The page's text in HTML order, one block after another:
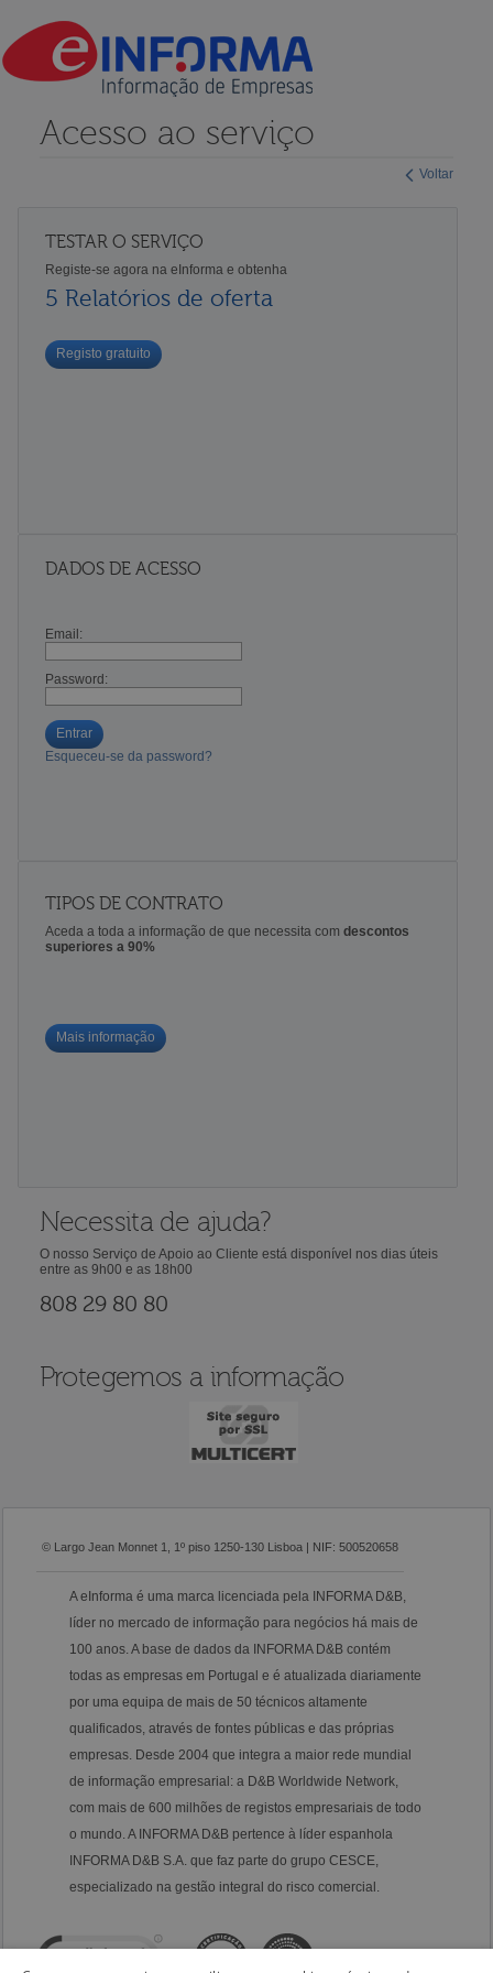
Voltar
Acesso ao serviço
TESTAR O SERVIÇO
Registe-se agora na eInforma e obtenha
5 Relatórios de oferta
Registo gratuito
DADOS DE ACESSO
Email:
Password:
Entrar
Esqueceu-se da password?
TIPOS DE CONTRATO
Aceda a toda a informação de que necessita com descontos
superiores a 90%
Mais informação
Necessita de ajuda?
O nosso Serviço de Apoio ao Cliente está disponível nos dias úteis
entre as 9h00 e as 18h00
808 29 80 80
Protegemos a informação
© Largo Jean Monnet 1, 1º piso 1250-130 Lisboa | NIF: 500520658
A eInforma é uma marca licenciada pela INFORMA D&B,
líder no mercado de informação para negócios há mais de
100 anos. A base de dados da INFORMA D&B contém
todas as empresas em Portugal e é atualizada diariamente
por uma equipa de mais de 50 técnicos altamente
qualificados, através de fontes públicas e das próprias
empresas. Desde 2004 que integra a maior rede mundial
de informação empresarial: a D&B Worldwide Network,
com mais de 600 milhões de registos empresariais de todo
o mundo. A INFORMA D&B pertence à líder espanhola
INFORMA D&B S.A. que faz parte do grupo CESCE,
especializado na gestão integral do risco comercial.